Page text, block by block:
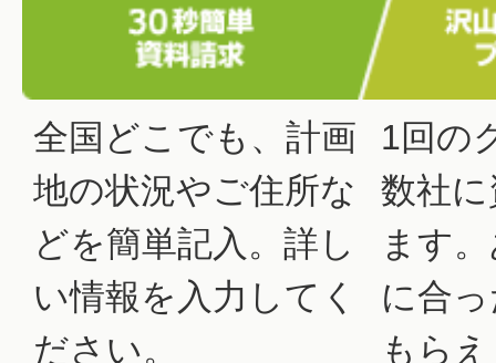
全国どこでも、計画
地の状況やご住所な
どを簡単記入。詳し
い情報を入力してく
ださい。
1回の
数社
ます
に合
もら